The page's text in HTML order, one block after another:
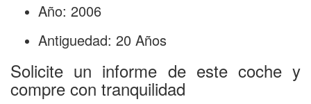
Año: 2006
Antiguedad: 20 Años
Solicite un informe de este coche y
compre con tranquilidad